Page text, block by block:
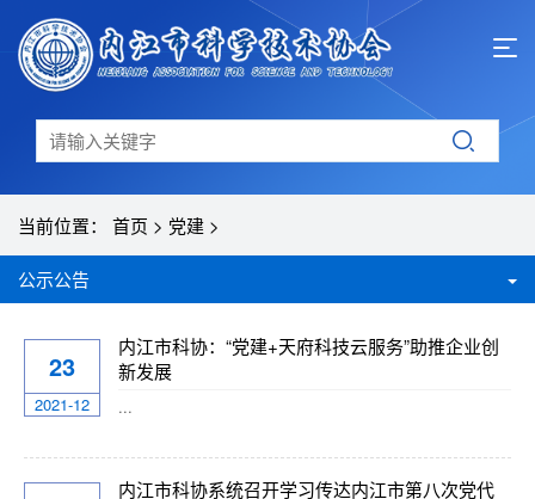
当前位置： 首页 > 党建 >
公示公告
23
2021-12
内江市科协：“党建+天府科技云服务”助推企业创
新发展
...
内江市科协系统召开学习传达内江市第八次党代